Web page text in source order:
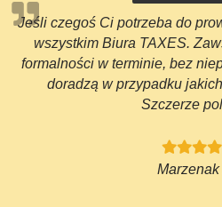
Jeśli czegoś Ci potrzeba do
wszystkim Biura TAXES.
formalności w terminie, bez
doradzą w przypadku
Szczerze
Marzenak